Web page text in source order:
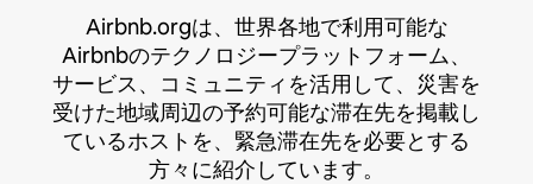
Airbnb.orgは、世界各地で利用可能な
Airbnbのテクノロジープラットフォーム、
サービス、コミュニティを活用して、災害を
受けた地域周辺の予約可能な滞在先を掲載し
ているホストを、緊急滞在先を必要とする
方々に紹介しています。